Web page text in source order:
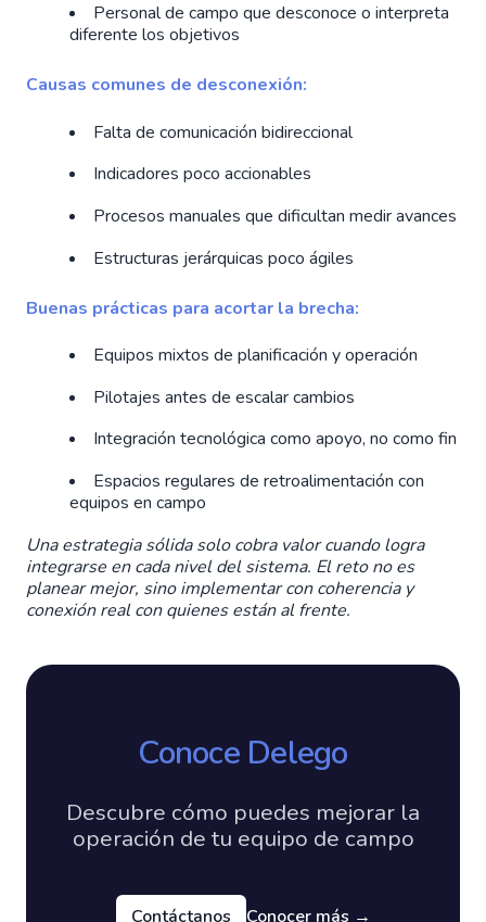
Personal de campo que desconoce o interpreta
diferente los objetivos
Causas comunes de desconexión:
Falta de comunicación bidireccional
Indicadores poco accionables
Procesos manuales que dificultan medir avances
Estructuras jerárquicas poco ágiles
Buenas prácticas para acortar la brecha:
Equipos mixtos de planificación y operación
Pilotajes antes de escalar cambios
Integración tecnológica como apoyo, no como fin
Espacios regulares de retroalimentación con
equipos en campo
Una estrategia sólida solo cobra valor cuando logra
integrarse en cada nivel del sistema. El reto no es
planear mejor, sino implementar con coherencia y
conexión real con quienes están al frente.
Conoce Delego
Descubre cómo puedes mejorar la
operación de tu equipo de campo
Contáctanos Conocer más →